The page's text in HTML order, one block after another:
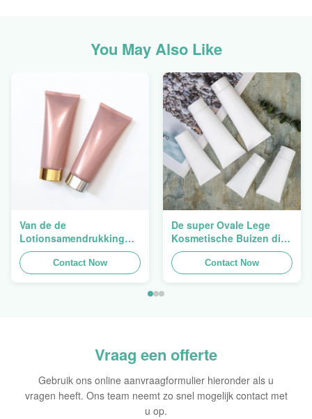
You May Also Like
Van de de
Lotionsamendrukking
van Flip Cap Screw Lid
Pink de Lege Plastic
Buizen 200g
Contact Now
De super Ovale Lege
Kosmetische Buizen die
van de Handroom 5ml
verpakken aan 150ml
Contact Now
Vraag een offerte
Gebruik ons online aanvraagformulier hieronder als u
vragen heeft. Ons team neemt zo snel mogelijk contact met
u op.